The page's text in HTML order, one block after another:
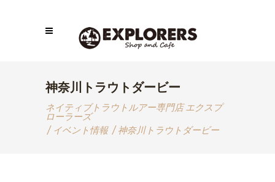
神奈川トラウトダービー
ネイティブトラウトルアー専門店 エクスプ
ローラーズ
/ イベント情報 /神奈川トラウトダービー